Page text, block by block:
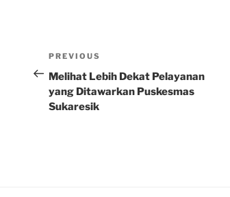
Post
navigation
Previous
Post
PREVIOUS
Melihat Lebih Dekat Pelayanan
yang Ditawarkan Puskesmas
Sukaresik